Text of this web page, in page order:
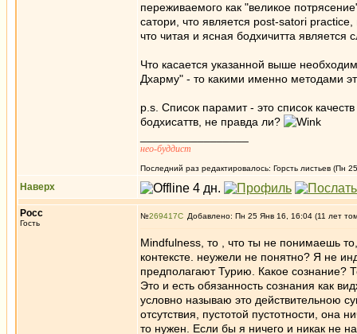
переживаемого как "великое
сатори, что является post-satori
что читая и ясная бодхичитта
Что касается указанной выше
Дхарму" - то какими именно методами
p.s. Список парамит - это список
бодхисаттв, не правда ли?
нео-буддист
Последний раз редактировалось: Горсть листьев (Пн
Наверх
Росс
Гость
№269417 Добавлено: Пн 25 Янв 16, 16:04 (11 лет
Mindfulness, то , что ты не понимаешь
контексте. неужели не понятно? Я не
предполагают Турию. Какое сознание?
Это и есть обязанность сознания как
условно называю это действительною
отсутствия, пустотой пустотности,
то нужен. Если бы я ничего и никак не